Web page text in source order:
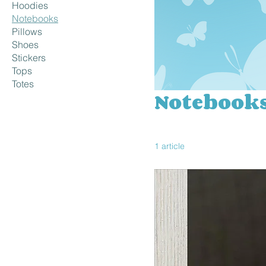
Hoodies
Notebooks
Pillows
Shoes
Stickers
Tops
Totes
1 article